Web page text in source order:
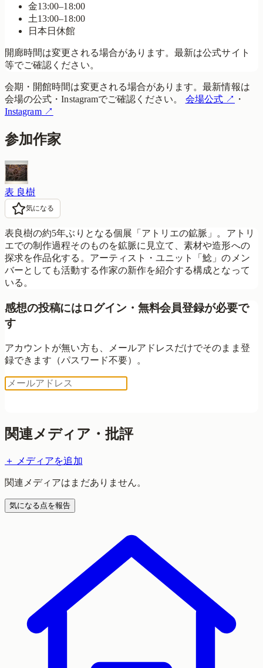
金13:00–18:00
土13:00–18:00
日本日休館
開廊時間は変更される場合があります。最新は公式サイト
等でご確認ください。
会期・開館時間は変更される場合があります。最新情報は
会場の公式・Instagramでご確認ください。
会場公式↗ ・
Instagram↗
参加作家
表 良樹
気になる
表良樹の約5年ぶりとなる個展「アトリエの鉱脈」。アトリ
エでの制作過程そのものを鉱脈に見立て、素材や造形への
探求を作品化する。アーティスト・ユニット「鯰」のメン
バーとしても活動する作家の新作を紹介する構成となって
いる。
感想の投稿にはログイン・無料会員登録が必要で
す
アカウントが無い方も、メールアドレスだけでそのまま登
録できます（パスワード不要）。
関連メディア・批評
＋ メディアを追加
関連メディアはまだありません。
気になる点を報告